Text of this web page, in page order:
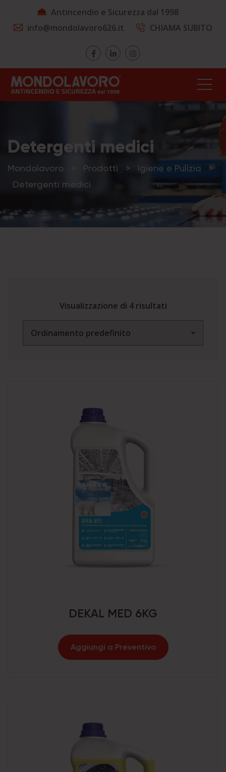
Antincendio e Sicurezza dal 1998
info@mondolavoro626.it
CHIAMA SUBITO
Detergenti medici
Mondolavoro Prodotti > Igiene e Pulizia
>
Detergenti medici
Visualizzazione di 4 risultati
DEKAL MED 6KG
Aggiungi a Preventivo